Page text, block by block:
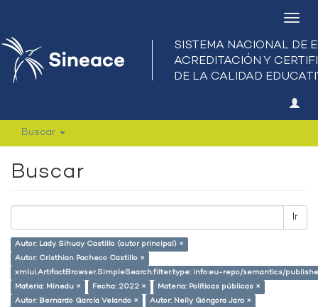
Buscar
Buscar
Ir
Autor: Lady Sihuay Castillo (autor principal) ×
Autor: Cristhian Pacheco Castillo ×
xmlui.ArtifactBrowser.SimpleSearch.filter.type: info:eu-repo/semantics/
Materia: Minedu ×
Fecha: 2022 ×
Materia: Políticas públicas ×
Autor: Bernardo García Velando ×
Autor: Nelly Góngora Jara ×